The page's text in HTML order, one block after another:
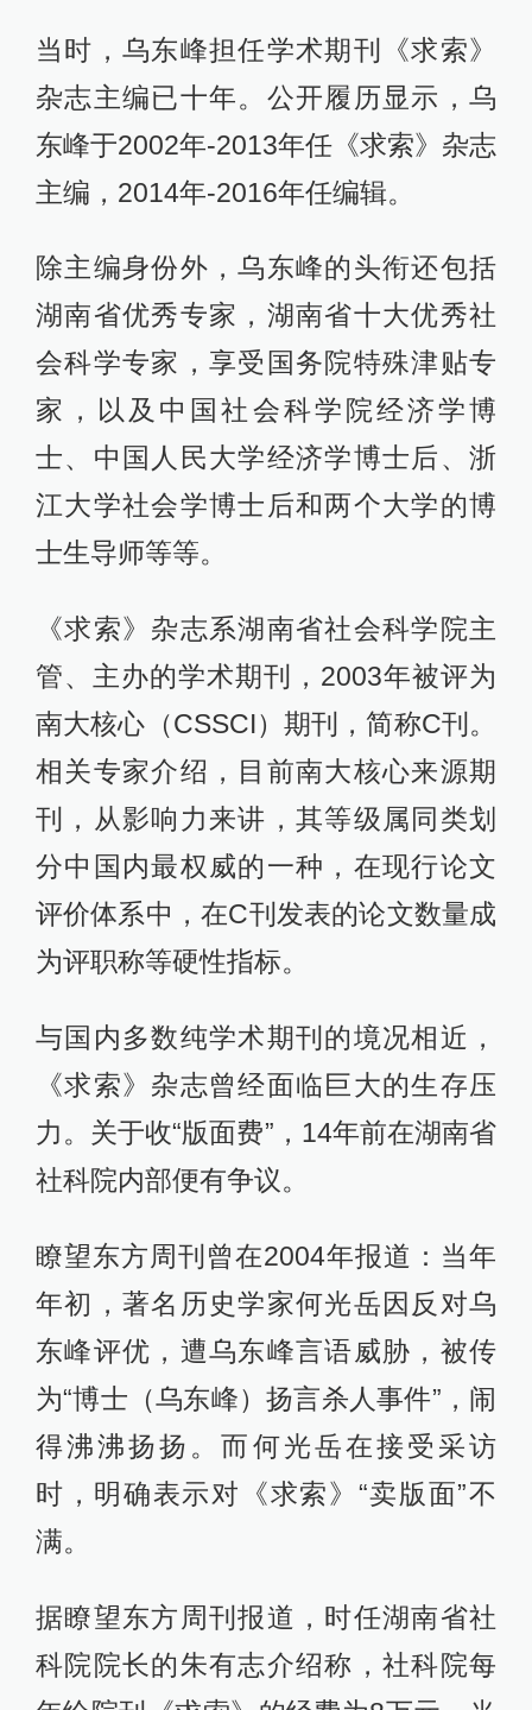
当时，乌东峰担任学术期刊《求索》
杂志主编已十年。公开履历显示，乌
东峰于2002年-2013年任《求索》杂志
主编，2014年-2016年任编辑。
除主编身份外，乌东峰的头衔还包括
湖南省优秀专家，湖南省十大优秀社
会科学专家，享受国务院特殊津贴专
家，以及中国社会科学院经济学博
士、中国人民大学经济学博士后、浙
江大学社会学博士后和两个大学的博
士生导师等等。
《求索》杂志系湖南省社会科学院主
管、主办的学术期刊，2003年被评为
南大核心（CSSCI）期刊，简称C刊。
相关专家介绍，目前南大核心来源期
刊，从影响力来讲，其等级属同类划
分中国内最权威的一种，在现行论文
评价体系中，在C刊发表的论文数量成
为评职称等硬性指标。
与国内多数纯学术期刊的境况相近，
《求索》杂志曾经面临巨大的生存压
力。关于收“版面费”，14年前在湖南省
社科院内部便有争议。
瞭望东方周刊曾在2004年报道：当年
年初，著名历史学家何光岳因反对乌
东峰评优，遭乌东峰言语威胁，被传
为“博士（乌东峰）扬言杀人事件”，闹
得沸沸扬扬。而何光岳在接受采访
时，明确表示对《求索》“卖版面”不
满。
据瞭望东方周刊报道，时任湖南省社
科院院长的朱有志介绍称，社科院每